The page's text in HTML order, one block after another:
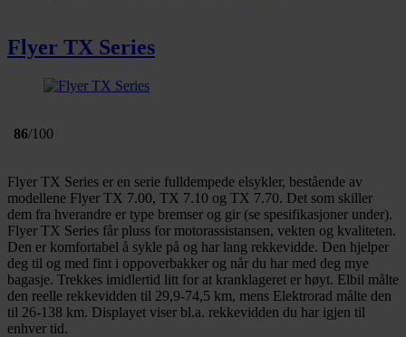
Flyer TX Series
86/100
Flyer TX Series er en serie fulldempede elsykler, bestående av
modellene Flyer TX 7.00, TX 7.10 og TX 7.70. Det som skiller
dem fra hverandre er type bremser og gir (se spesifikasjoner under).
Flyer TX Series får pluss for motorassistansen, vekten og kvaliteten.
Den er komfortabel å sykle på og har lang rekkevidde. Den hjelper
deg til og med fint i oppoverbakker og når du har med deg mye
bagasje. Trekkes imidlertid litt for at kranklageret er høyt. Elbil målte
den reelle rekkevidden til 29,9-74,5 km, mens Elektrorad målte den
til 26-138 km. Displayet viser bl.a. rekkevidden du har igjen til
enhver tid.